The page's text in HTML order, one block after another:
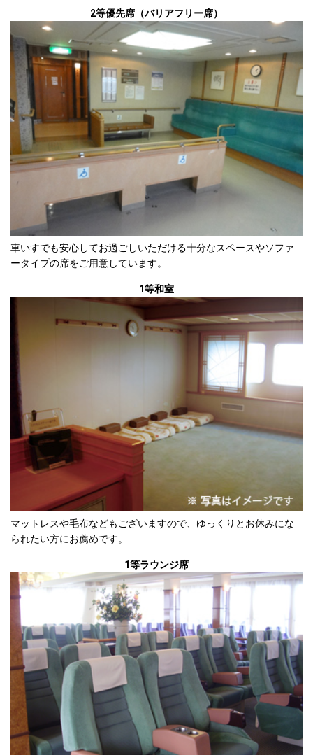
2等優先席（バリアフリー席）
車いすでも安心してお過ごしいただける十分なスペースやソファ
ータイプの席をご用意しています。
1等和室
マットレスや毛布などもございますので、ゆっくりとお休みにな
られたい方にお薦めです。
1等ラウンジ席